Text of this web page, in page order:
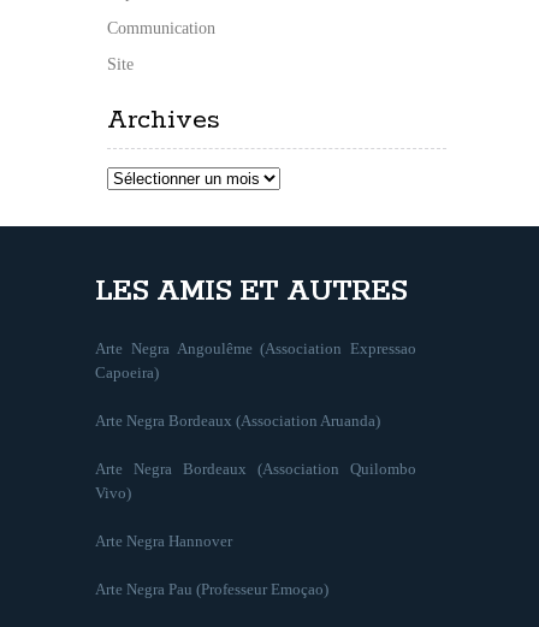
Communication
Site
Archives
Archives
LES AMIS ET AUTRES
Arte Negra Angoulême (Association Expressao
Capoeira)
Arte Negra Bordeaux (Association Aruanda)
Arte Negra Bordeaux (Association Quilombo
Vivo)
Arte Negra Hannover
Arte Negra Pau (Professeur Emoçao)